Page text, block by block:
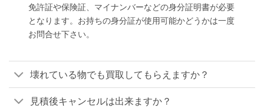
免許証や保険証、マイナンバーなどの身分証明書が必要
となります。お持ちの身分証が使用可能かどうかは一度
お問合せ下さい。
壊れている物でも買取してもらえますか？
見積後キャンセルは出来ますか？